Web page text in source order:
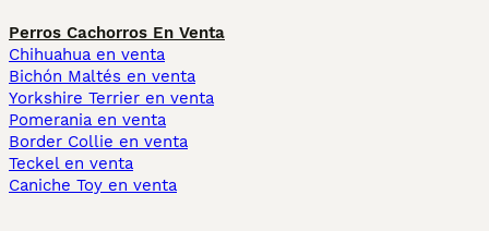
Perros Cachorros En Venta
Chihuahua en venta
Bichón Maltés en venta
Yorkshire Terrier en venta
Pomerania en venta
Border Collie en venta
Teckel en venta
Caniche Toy en venta